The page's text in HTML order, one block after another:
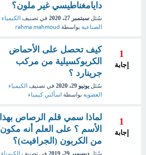
دايامغناطيسي غير ملون؟
سُئل سبتمبر 27، 2020 في تصنيف الكيمياء
الصناعية بواسطة rahma mahmoud
1
إجابة
كيف تحصل على الأحماض
الكربوكسيلية من مركب
جرينارد ؟
سُئل يونيو 29، 2020 في تصنيف الكيمياء
العضوية بواسطة اسألني كيمياء
1
إجابة
لماذا سمي قلم الرصاص بهذا
الأسم ؟ على العلم أنه مكون
من الكربون (الجرافيت)؟
سُئل ديسمبر 29، 2019 في تصنيف الكيمياء